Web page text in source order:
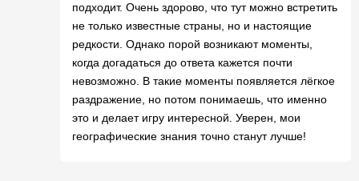
подходит. Очень здорово, что тут можно встретить
не только известные страны, но и настоящие
редкости. Однако порой возникают моменты,
когда догадаться до ответа кажется почти
невозможно. В такие моменты появляется лёгкое
раздражение, но потом понимаешь, что именно
это и делает игру интересной. Уверен, мои
географические знания точно станут лучше!